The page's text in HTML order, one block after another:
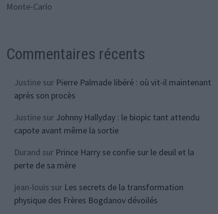
Monte-Carlo
Commentaires récents
Justinesur Pierre Palmade libéré : où vit-il maintenant
après son procès
Justinesur Johnny Hallyday : le biopic tant attendu
capote avant même la sortie
Durand sur Prince Harry se confie sur le deuil et la
perte de sa mère
jean-louis sur Les secrets de la transformation
physique des Frères Bogdanov dévoilés